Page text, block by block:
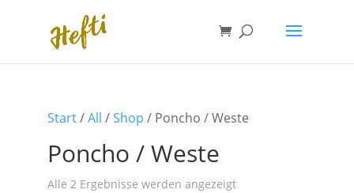
Start/All /Shop / Poncho / Weste
Poncho / Weste
Alle 2 Ergebnisse werden angezeigt